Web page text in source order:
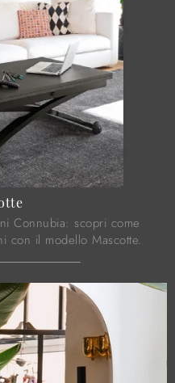
Connubia: scopri come
con il modello Mascotte.